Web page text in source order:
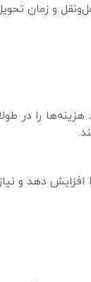
و زمان
را در
دهد و